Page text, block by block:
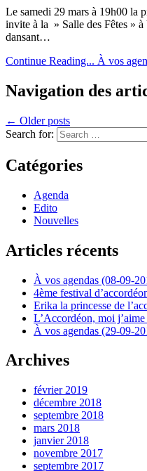
Le samedi 29 mars à 19h00 la
invite à la » Salle des Fêtes »
dansant…
Continue Reading... À vos
Navigation des
← Older posts
Search for:
Catégories
Agenda
Edito
Nouvelles
Articles récents
À vos agendas (08-09-
4ème festival
Erika la princesse de
L’Accordéon, moi j’aime
À vos agendas (29-09-
Archives
février 2019
décembre 2018
septembre 2018
mars 2018
janvier 2018
novembre 2017
septembre 2017